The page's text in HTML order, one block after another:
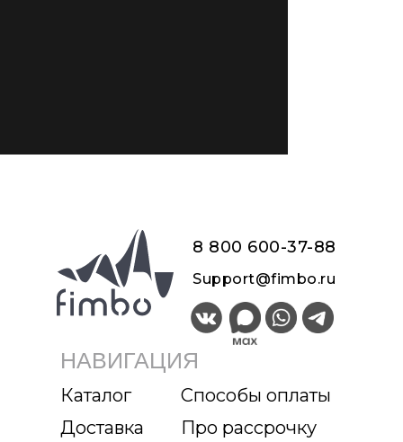
Каталог
Доставка
НАВИГАЦИЯ
Способы оплаты
Про рассрочку
8 800 600-37-88
Support@fimbo.ru